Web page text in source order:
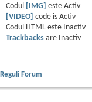
Codul
[IMG] este Activ
[VIDEO] code is Activ
Codul HTML este
Inactiv
Trackbacksare
Inactiv
Reguli Forum